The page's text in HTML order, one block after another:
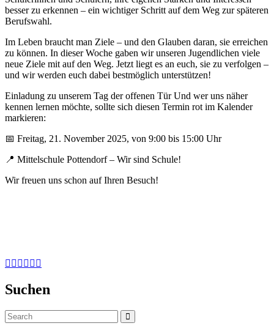
besser zu erkennen – ein wichtiger Schritt auf dem Weg zur späteren
Berufswahl.
Im Leben braucht man Ziele – und den Glauben daran, sie erreichen
zu können. In dieser Woche gaben wir unseren Jugendlichen viele
neue Ziele mit auf den Weg. Jetzt liegt es an euch, sie zu verfolgen –
und wir werden euch dabei bestmöglich unterstützen!
Einladung zu unserem Tag der offenen Tür Und wer uns näher
kennen lernen möchte, sollte sich diesen Termin rot im Kalender
markieren:
📅 Freitag, 21. November 2025, von 9:00 bis 15:00 Uhr
📍 Mittelschule Pottendorf – Wir sind Schule!
Wir freuen uns schon auf Ihren Besuch!
Suchen